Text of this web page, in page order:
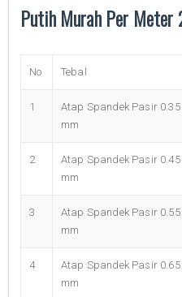
Putih Murah Per
No Tebal
1
Atap Spandek Pasir 0.35
mm
2
Atap Spandek Pasir 0.45
mm
3
Atap Spandek Pasir 0.55
mm
4
Atap Spandek Pasir 0.65
mm